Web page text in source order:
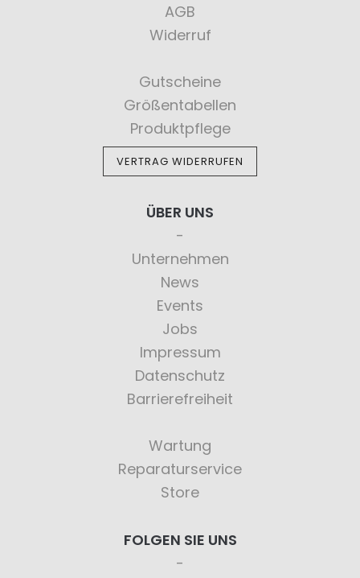
AGB
Widerruf
Gutscheine
Größentabellen
Produktpflege
VERTRAG WIDERRUFEN
ÜBER UNS
Unternehmen
News
Events
Jobs
Impressum
Datenschutz
Barrierefreiheit
Wartung
Reparaturservice
Store
FOLGEN SIE UNS